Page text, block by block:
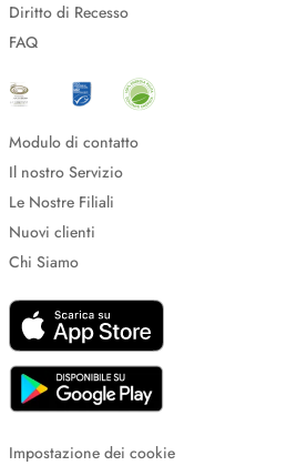
Diritto di Recesso
FAQ
Modulo di contatto
Il nostro Servizio
Le Nostre Filiali
Nuovi clienti
Chi Siamo
Impostazione dei cookie